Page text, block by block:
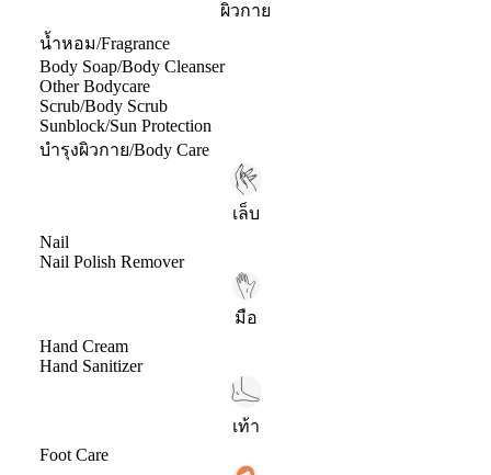
ผิวกาย
น้ำหอม/Fragrance
Body Soap/Body Cleanser
Other Bodycare
Scrub/Body Scrub
Sunblock/Sun Protection
บำรุงผิวกาย/Body Care
เล็บ
Nail
Nail Polish Remover
มือ
Hand Cream
Hand Sanitizer
เท้า
Foot Care